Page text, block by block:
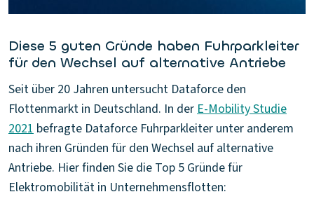
Diese 5 guten Gründe haben Fuhrparkleiter
für den Wechsel auf alternative Antriebe
Seit über 20 Jahren untersucht Dataforce den
Flottenmarkt in Deutschland. In derE-Mobility Studie
2021 befragte Dataforce Fuhrparkleiter unter anderem
nach ihren Gründen für den Wechsel auf alternative
Antriebe. Hier finden Sie die Top 5 Gründe für
Elektromobilität in Unternehmensflotten: